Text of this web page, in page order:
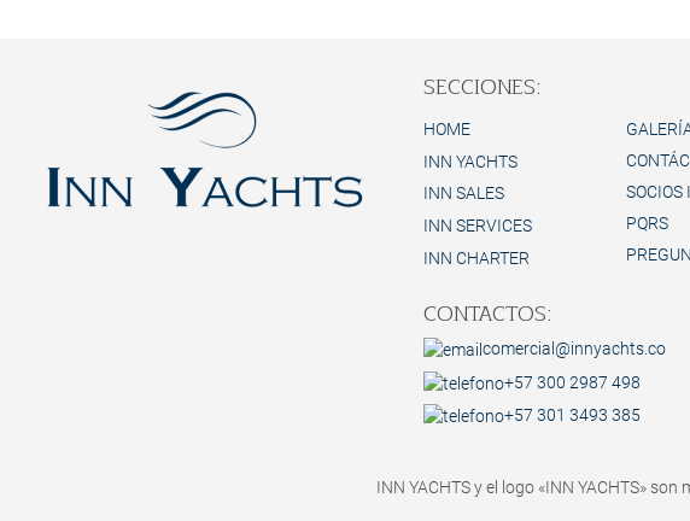
SECCIONES:
HOME
INN YACHTS
INN SALES
INN SERVICES
INN CHARTER
SOCIOS
PQRS
CONTACTOS:
comercial@innyachts.co
+57 300 2987 498
+57 301 3493 385
INN YACHTS y el logo «INN YACHTS»